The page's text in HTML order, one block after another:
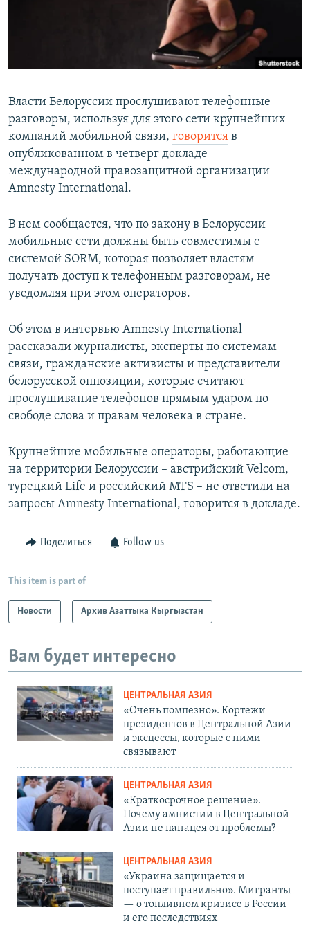
Власти Белоруссии прослушивают телефонные
разговоры, используя для этого сети крупнейших
компаний мобильной связи, говорится в
опубликованном в четверг докладе
международной правозащитной организации
Amnesty International.
В нем сообщается, что по закону в Белоруссии
мобильные сети должны быть совместимы с
системой SORM, которая позволяет властям
получать доступ к телефонным разговорам, не
уведомляя при этом операторов.
Об этом в интервью Amnesty International
рассказали журналисты, эксперты по системам
связи, гражданские активисты и представители
белорусской оппозиции, которые считают
прослушивание телефонов прямым ударом по
свободе слова и правам человека в стране.
Крупнейшие мобильные операторы, работающие
на территории Белоруссии – австрийский Velcom,
турецкий Life и российский MTS – не ответили на
запросы Amnesty International, говорится в докладе.
Поделиться Follow us
This item is part of
Новости Архив Азаттыка Кыргызстан
Вам будет интересно
ЦЕНТРАЛЬНАЯ АЗИЯ
«Очень помпезно». Кортежи
президентов в Центральной Азии
и эксцессы, которые с ними
связывают
ЦЕНТРАЛЬНАЯ АЗИЯ
«Краткосрочное решение».
Почему амнистии в Центральной
Азии не панацея от проблемы?
ЦЕНТРАЛЬНАЯ АЗИЯ
«Украина защищается и
поступает правильно». Мигранты
— о топливном кризисе в России
и его последствиях